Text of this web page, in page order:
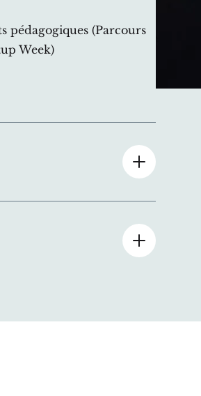
pédagogiques (Parcours
Week)
porteurs de projet ou
AgroParisTech ou